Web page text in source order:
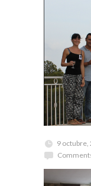
9 octubre,